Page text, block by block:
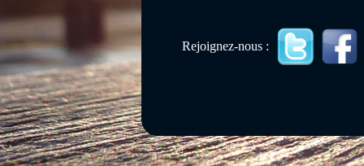
Rejoignez-nous :